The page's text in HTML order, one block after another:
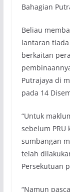
Bahagian
Beliau
lantaran
berkaitan
Putrajaya di
pada 14
“Untuk
sebelum PRU
sumbangan
telah
Persekutuan
“Namun